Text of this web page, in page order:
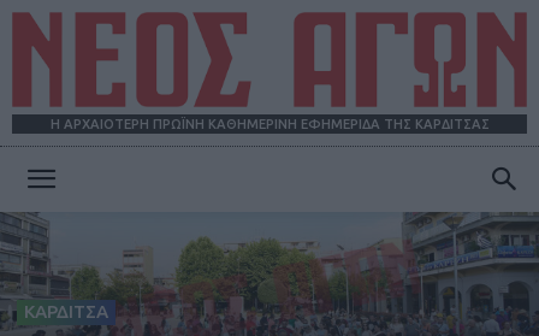
Η ΑΡΧΑΙΟΤΕΡΗ ΠΡΩΪΝΗ ΚΑΘΗΜΕΡΙΝΗ ΕΦΗΜΕΡΙΔΑ ΤΗΣ ΚΑΡΔΙΤΣΑΣ
ΑΓΩΝ
ΚΑΡΔΙΤΣΑ